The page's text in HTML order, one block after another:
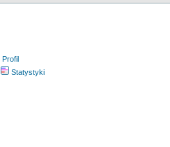
Profil
Statystyki